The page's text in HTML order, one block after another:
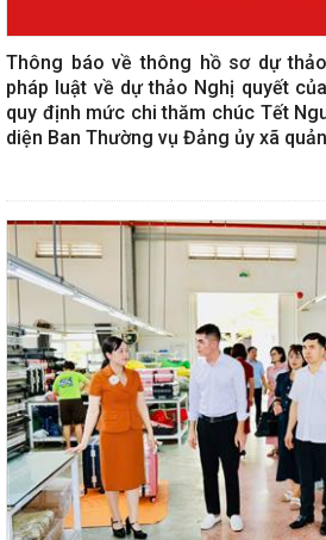
Thông báo về thông hồ sơ dự
pháp luật về dự thảo Nghị quyết
quy định mức chi thăm chúc Tết
diện Ban Thường vụ Đảng ủy xã